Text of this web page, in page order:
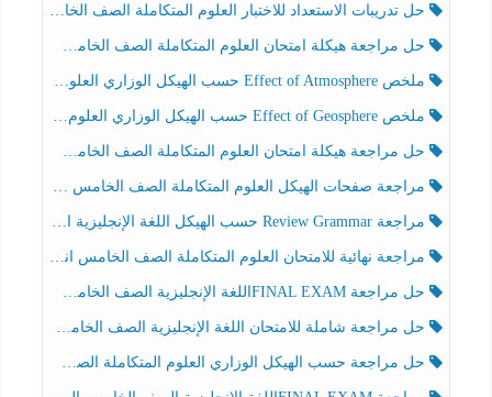
حل تدريبات الاستعداد للاختبار العلوم المتكاملة الصف الخامس عام الفصل الثالث
حل مراجعة هيكلة امتحان العلوم المتكاملة الصف الخامس انسبير الفصل الثالث
ملخص Effect of Atmosphere حسب الهيكل الوزاري العلوم المتكاملة الصف الخامس انسبير الفصل الثالث
ملخص Effect of Geosphere حسب الهيكل الوزاري العلوم المتكاملة الصف الخامس انسبير الفصل الثالث
حل مراجعة هيكلة امتحان العلوم المتكاملة الصف الخامس عام الفصل الثالث
مراجعة صفحات الهيكل العلوم المتكاملة الصف الخامس انسبير الفصل الثالث
مراجعة Review Grammar حسب الهيكل اللغة الإنجليزية الصف الخامس الفصل الثالث
مراجعة نهائية للامتحان العلوم المتكاملة الصف الخامس انسبير الفصل الثالث
حل مراجعة FINAL EXAMاللغة الإنجليزية الصف الخامس الفصل الثالث
حل مراجعة شاملة للامتحان اللغة الإنجليزية الصف الخامس الفصل الثالث
حل مراجعة حسب الهيكل الوزاري العلوم المتكاملة الصف الخامس عام الفصل الثالث